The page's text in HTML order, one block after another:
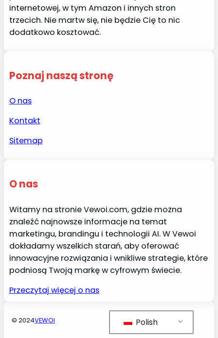
internetowej, w tym Amazon i innych stron
trzecich. Nie martw się, nie będzie Cię to nic
dodatkowo kosztować.
Poznaj naszą stronę
O nas
Kontakt
Sitemap
O nas
Witamy na stronie Vewoi.com, gdzie można
znaleźć najnowsze informacje na temat
marketingu, brandingu i technologii AI. W Vewoi
dokładamy wszelkich starań, aby oferować
innowacyjne rozwiązania i wnikliwe strategie, które
podniosą Twoją markę w cyfrowym świecie.
Przeczytaj więcej o nas
© 2024VEWOI Polish